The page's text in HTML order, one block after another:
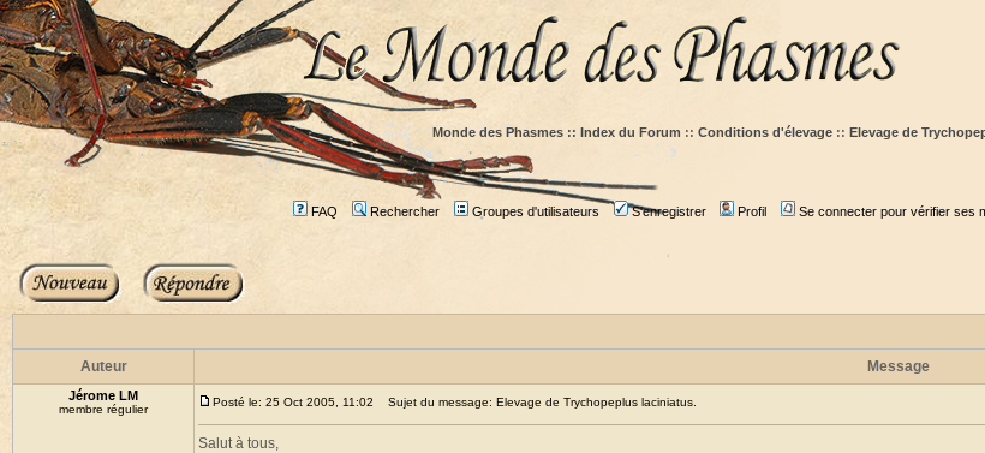
Monde des Phasmes :: Index du Forum :: Conditions d'élevage :: Elevage de
FAQ Rechercher Groupes d'utilisateurs S'enregistrer Profil Se connecter pour vérifier ses
Auteur Message
Jérome LM
membre régulier
Posté le: 25 Oct 2005, 11:02 Sujet du message: Elevage de Trychopeplus laciniatus.
Salut à tous,